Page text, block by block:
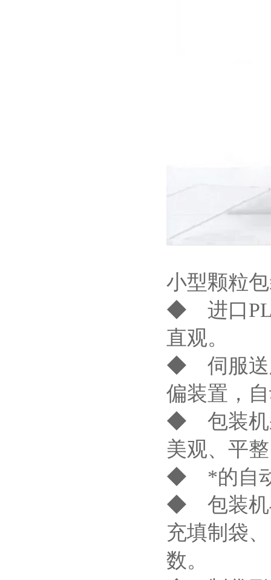
小型颗粒
◆ 进口
直观。
◆ 伺服送
偏装置，
◆ 包装机
美观、平
◆ *的自动
◆ 包装机
充填制袋
数。